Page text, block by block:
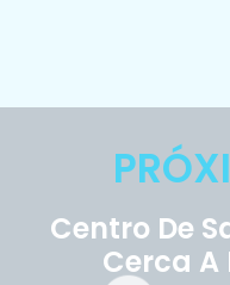
Centro De
Cerca A